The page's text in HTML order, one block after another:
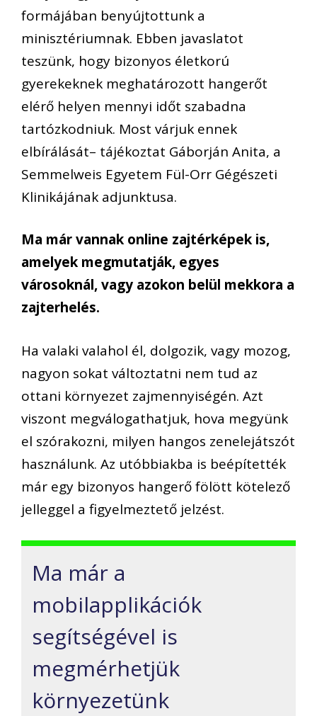
formájában benyújtottunk a
minisztériumnak. Ebben javaslatot
teszünk, hogy bizonyos életkorú
gyerekeknek meghatározott hangerőt
elérő helyen mennyi időt szabadna
tartózkodniuk. Most várjuk ennek
elbírálását– tájékoztat Gáborján Anita, a
Semmelweis Egyetem Fül-Orr Gégészeti
Klinikájának adjunktusa.
Ma már vannak online zajtérképek is,
amelyek megmutatják, egyes
városoknál, vagy azokon belül mekkora a
zajterhelés.
Ha valaki valahol él, dolgozik, vagy mozog,
nagyon sokat változtatni nem tud az
ottani környezet zajmennyiségén. Azt
viszont megválogathatjuk, hova megyünk
el szórakozni, milyen hangos zenelejátszót
használunk. Az utóbbiakba is beépítették
már egy bizonyos hangerő fölött kötelező
jelleggel a figyelmeztető jelzést.
Ma már a
mobilapplikációk
segítségével is
megmérhetjük
környezetünk